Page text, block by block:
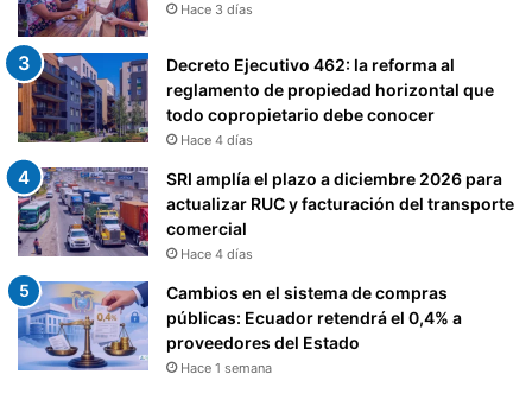
Hace 3 días
Decreto Ejecutivo 462: la reforma al
reglamento de propiedad horizontal que
todo copropietario debe conocer
Hace 4 días
SRI amplía el plazo a diciembre 2026 para
actualizar RUC y facturación del transporte
comercial
Hace 4 días
Cambios en el sistema de compras
públicas: Ecuador retendrá el 0,4% a
proveedores del Estado
Hace 1 semana